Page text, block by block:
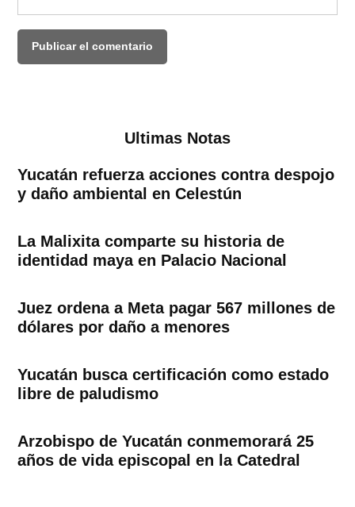
Ultimas Notas
Yucatán refuerza acciones contra despojo
y daño ambiental en Celestún
La Malixita comparte su historia de
identidad maya en Palacio Nacional
Juez ordena a Meta pagar 567 millones de
dólares por daño a menores
Yucatán busca certificación como estado
libre de paludismo
Arzobispo de Yucatán conmemorará 25
años de vida episcopal en la Catedral